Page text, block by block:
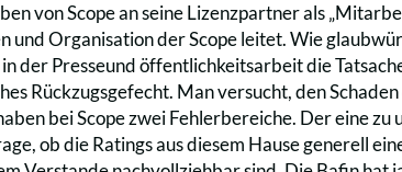
von Scope an seine Lizenzpartner als
und Organisation der Scope leitet. Wie
der Presseund öffentlichkeitsarbeit die
Rückzugsgefecht. Man versucht, den Schaden
bei Scope zwei Fehlerbereiche. Der eine zu
ob die Ratings aus diesem Hause generell